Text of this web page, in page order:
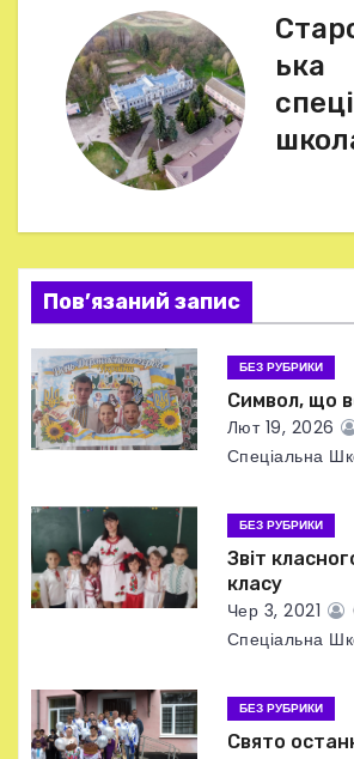
я
з
а
п
и
с
і
в
ька
Пов’язаний запис
БЕЗ РУБРИКИ
Символ, що
Лют 19, 2026
Спеціальна
БЕЗ РУБРИКИ
Звіт
класу
Чер 3, 2021
Спеціальна
БЕЗ РУБРИКИ
Свято